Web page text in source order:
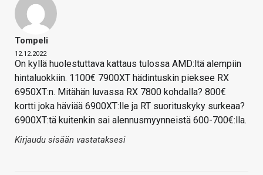
Tompeli
12.12.2022
On kyllä huolestuttava kattaus tulossa AMD:ltä alempiin
hintaluokkiin. 1100€ 7900XT hädintuskin pieksee RX
6950XT:n. Mitähän luvassa RX 7800 kohdalla? 800€
kortti joka häviää 6900XT:lle ja RT suorituskyky surkeaa?
6900XT:tä kuitenkin sai alennusmyynneistä 600-700€:lla.
Kirjaudu sisään vastataksesi